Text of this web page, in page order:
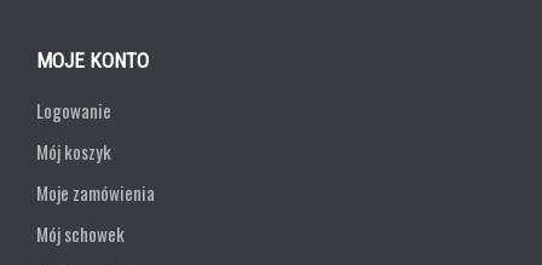
MOJE KONTO
Logowanie
Mój koszyk
Moje zamówienia
Mój schowek